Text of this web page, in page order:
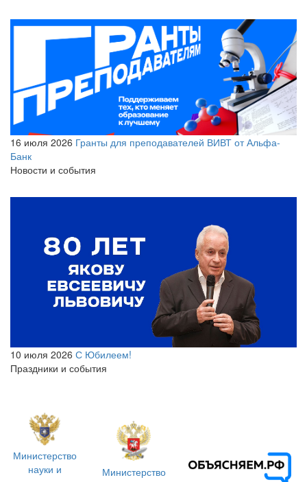
16 июля 2026 Гранты для преподавателей ВИВТ от Альфа-
Банк
Новости и события
10 июля 2026 С Юбилеем!
Праздники и события
Министерство
науки и
Министерство